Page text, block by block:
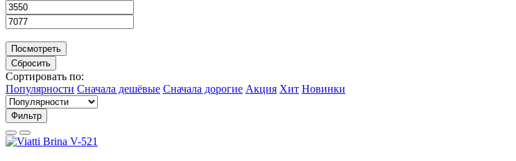
Посмотреть
Сбросить
Сортировать по:
Популярности Сначала дешёвые Сначала дорогие Акция Хит Новинки
Фильтр